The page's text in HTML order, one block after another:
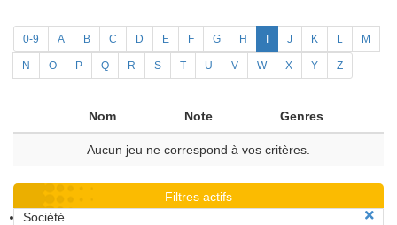
0-9 A B C D E F G H J K L M
N O P Q R S T U V W X Y Z
Nom Note Genres
Aucun jeu ne correspond à vos critères.
Filtres actifs
Société